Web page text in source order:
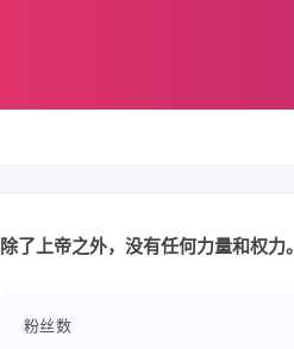
除了上帝之外，没有任何力量和权力。
粉丝数